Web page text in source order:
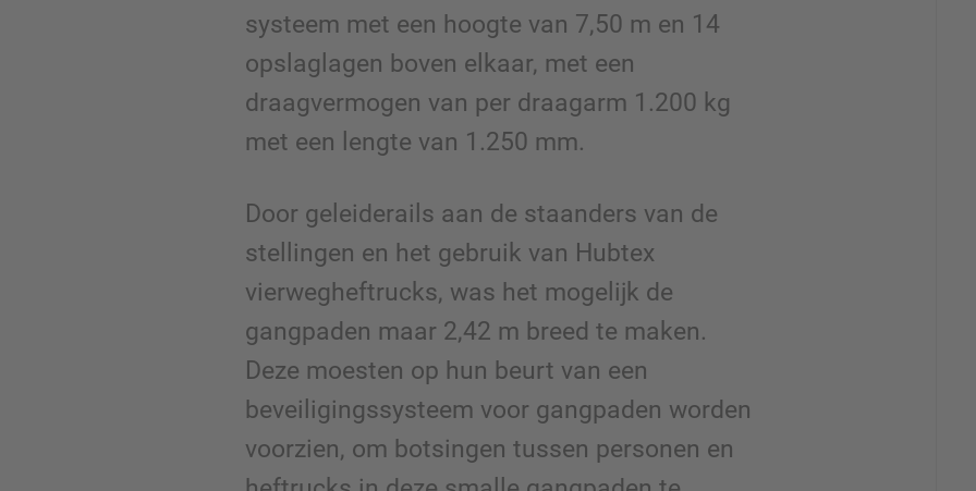
systeem met een hoogte van 7,50 m en 14
opslaglagen boven elkaar, met een
draagvermogen van per draagarm 1.200 kg
met een lengte van 1.250 mm.
Door geleiderails aan de staanders van de
stellingen en het gebruik van Hubtex
vierwegheftrucks, was het mogelijk de
gangpaden maar 2,42 m breed te maken.
Deze moesten op hun beurt van een
beveiligingssysteem voor gangpaden worden
voorzien, om botsingen tussen personen en